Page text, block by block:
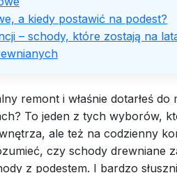
a kiedy postawić na podest?
– schody, które zostają na
remont i właśnie dotarłeś do
To jeden z tych wyborów,
ale też na codzienny
czy schody drewniane
z podestem. I bardzo